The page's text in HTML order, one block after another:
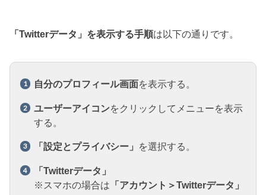
「Twitterデータ」を表示する手順は以下の通りです。
自分のプロフィール画面を表示する。
ユーザーアイコンをクリックしてメニューを表示
する。
「設定とプライバシー」 を選択する。
「Twitterデータ」
※スマホの場合は 「アカウント＞Twitterデータ」